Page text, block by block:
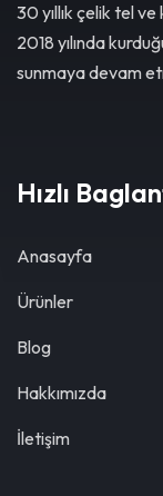
30 yıllık çelik tel
2018 yılında
sunmaya devam
Hızlı
Anasayfa
Ürünler
Blog
Hakkımızda
İletişim